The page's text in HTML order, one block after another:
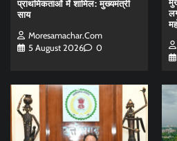
प्राथमिकताओं में शामिल: मुख्यमंत्री
साय
Moresamachar.com
5 August 2026
0